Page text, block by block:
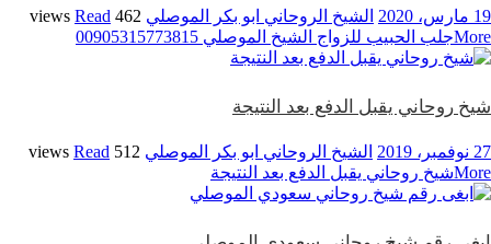
19 مارس، 2020 الشيخ الروحاني ابو بكر الموصلي 462 views
Read
Moreجلب الحبيب للزواج الشيخ الموصلي 00905315773815
شيخ روحاني يقبل الدفع بعد النتيجة
27 نوفمبر، 2019 الشيخ الروحاني ابو بكر الموصلي 512 views
Read
Moreشيخ روحاني يقبل الدفع بعد النتيجة